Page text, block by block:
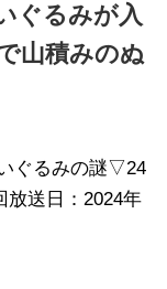
ぐるみが入
山積みのぬ
ぐるみの謎▽24
送日：2024年